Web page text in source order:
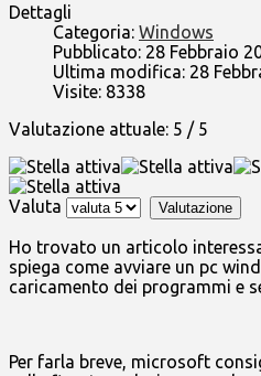
Dettagli
Categoria: Windows
Pubblicato: 28 Febbraio
Ultima modifica: 28
Visite: 8338
Valutazione attuale: 5 / 5
Valuta
Ho trovato un articolo
spiega come avviare un pc
caricamento dei programmi e
Per farla breve, microsoft